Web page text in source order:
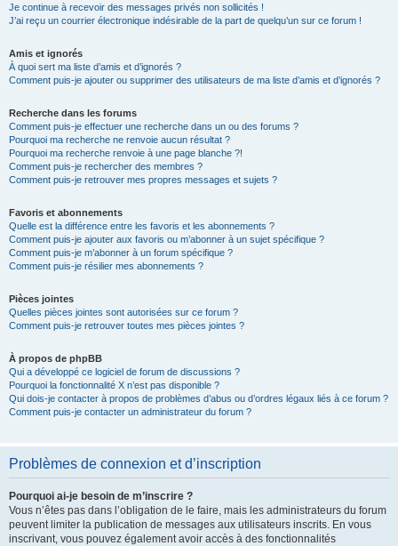
Je continue à recevoir des messages privés non sollicités !
J’ai reçu un courrier électronique indésirable de la part de quelqu’un sur ce forum !
Amis et ignorés
À quoi sert ma liste d’amis et d’ignorés ?
Comment puis-je ajouter ou supprimer des utilisateurs de ma liste d’amis et d’ignorés ?
Recherche dans les forums
Comment puis-je effectuer une recherche dans un ou des forums ?
Pourquoi ma recherche ne renvoie aucun résultat ?
Pourquoi ma recherche renvoie à une page blanche ?!
Comment puis-je rechercher des membres ?
Comment puis-je retrouver mes propres messages et sujets ?
Favoris et abonnements
Quelle est la différence entre les favoris et les abonnements ?
Comment puis-je ajouter aux favoris ou m’abonner à un sujet spécifique ?
Comment puis-je m’abonner à un forum spécifique ?
Comment puis-je résilier mes abonnements ?
Pièces jointes
Quelles pièces jointes sont autorisées sur ce forum ?
Comment puis-je retrouver toutes mes pièces jointes ?
À propos de phpBB
Qui a développé ce logiciel de forum de discussions ?
Pourquoi la fonctionnalité X n’est pas disponible ?
Qui dois-je contacter à propos de problèmes d’abus ou d’ordres légaux liés à ce forum ?
Comment puis-je contacter un administrateur du forum ?
Problèmes de connexion et d’inscription
Pourquoi ai-je besoin de m’inscrire ?
Vous n’êtes pas dans l’obligation de le faire, mais les administrateurs du forum
peuvent limiter la publication de messages aux utilisateurs inscrits. En vous
inscrivant, vous pouvez également avoir accès à des fonctionnalités